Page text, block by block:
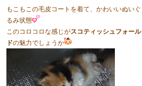
もこもこの毛皮コートを着て、かわいいぬいぐ
るみ状態
このコロコロな感じがスコティッシュフォール
ドの魅力でしょうか